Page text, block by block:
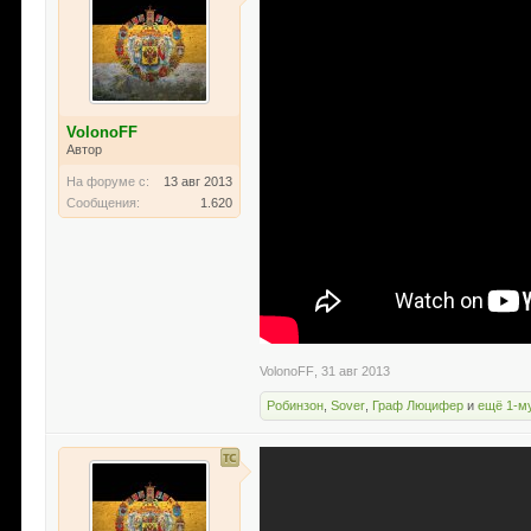
VolonoFF
Автор
На форуме с:
13 авг 2013
Сообщения:
1.620
VolonoFF 31 авг 2013
Робинзон ,Sover Граф Люцифер иещё 1-